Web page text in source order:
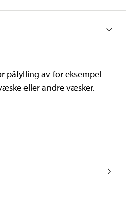
påfylling av for eksempel
eller andre væsker.